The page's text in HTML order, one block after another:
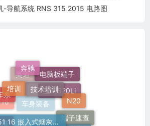
-导航系统 RNS 315 2015 电路图
发动机电脑端子
准
端子速查
N20
技术培训
培训
系
车身装备
宝马520Li
电脑板端子
奔驰
奥迪